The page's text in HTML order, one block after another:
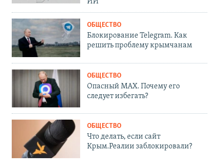
ОБЩЕСТВО
Блокирование Telegram. Как
решить проблему крымчанам
ОБЩЕСТВО
Опасный MAX. Почему его
следует избегать?
ОБЩЕСТВО
Что делать, если сайт
Крым.Реалии заблокировали?